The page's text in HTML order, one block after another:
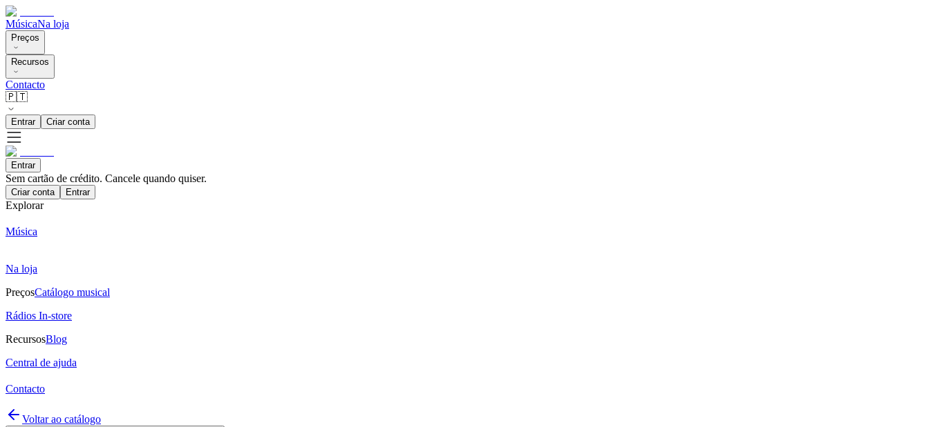
MúsicaNa loja
Preços
Recursos
Contacto
🇵🇹
Entrar Criar conta
Entrar
Sem cartão de crédito. Cancele quando quiser.
Criar conta Entrar
Explorar
Música
Na loja
PreçosCatálogo musical
Rádios In-store
RecursosBlog
Central de ajuda
Contacto
Voltar ao catálogo